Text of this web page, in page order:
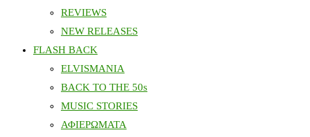
REVIEWS
NEW RELEASES
FLASH BACK
ELVISMANIA
BACK TO THE 50s
MUSIC STORIES
ΑΦΙΕΡΩΜΑΤΑ